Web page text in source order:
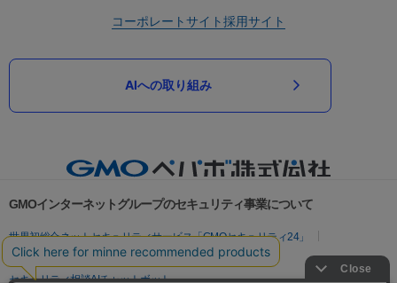
コーポレートサイト採用サイト
AIへの取り組み
GMOインターネットグループのセキュリティ事業について
世界初総合ネットセキュリティサービス「GMOセキュリティ24」
パスワード漏洩診断
Webサイトリスク診断
セキュリティ相談AIチャットボット